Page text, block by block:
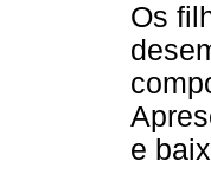
Os
e